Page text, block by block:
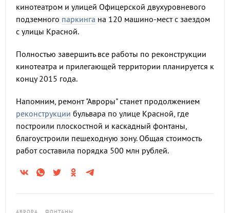
кинотеатром и улицей Офицерской двухуровневого
подземного паркинга на 120 машино-мест с заездом
с улицы Красной.
Полностью завершить все работы по реконструкции
кинотеатра и прилегающей территории планируется к
концу 2015 года.
Напомним, ремонт "Авроры" станет продолжением
реконструкции бульвара по улице Красной, где
построили плоскостной и каскадный фонтаны,
благоустроили пешеходную зону. Общая стоимость
работ составила порядка 500 млн рублей.